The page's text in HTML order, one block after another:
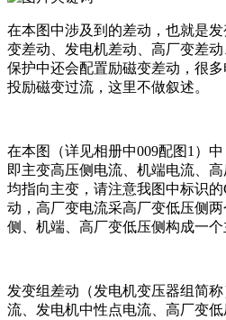
在本图中涉及到的差动，也就是
变差动、发电机差动、高厂变差
保护中还会配置励磁变差动，很
投励磁变过流，这里不做叙述。
在本图（详见相册中009配图1）
即主变高压侧电流、机端电流、
均指向主变，请注意我图中标识
动，高厂变电流采高厂变低压侧
侧、机端、高厂变低压侧构成一个
发变组差动（发电机变压器组简
流、发电机中性点电流、高厂变